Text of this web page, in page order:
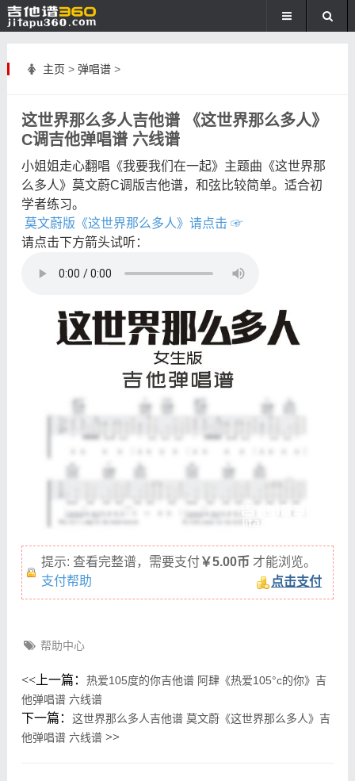
主页 > 弹唱谱>
这世界那么多人吉他谱 《这世界那么多人》
C调吉他弹唱谱 六线谱
小姐姐走心翻唱《我要我们在一起》主题曲《这世界那
么多人》莫文蔚C调版吉他谱，和弦比较简单。适合初
学者练习。
莫文蔚版《这世界那么多人》请点击 ☞
请点击下方箭头试听：
提示: 查看完整谱，需要支付￥5.00币 才能浏览。
点击支付
支付帮助
帮助中心
<<上一篇： 热爱105度的你吉他谱 阿肆《热爱105°c的你》吉
他弹唱谱 六线谱
下一篇： 这世界那么多人吉他谱 莫文蔚《这世界那么多人》吉
他弹唱谱 六线谱 >>